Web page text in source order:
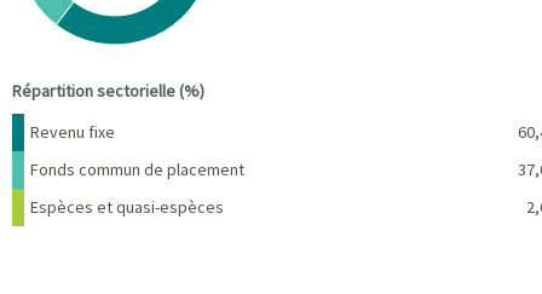
Répartition sectorielle (%)
Nom Pourcentage
Revenu fixe
Fonds commun de placement
Espèces et quasi-espèces